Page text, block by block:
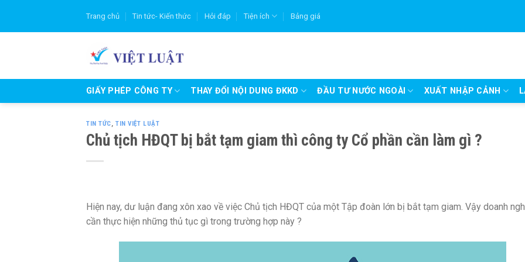
content
Trang chủ Tin tức- Kiến thức Hỏi đáp Tiện ích Bảng giá
GIẤY PHÉP CÔNG TY THAY ĐỔI NỘI DUNG ĐKKD ĐẦU TƯ NƯỚC NGOÀI XUẤT NHẬP CẢNH
TIN TỨC,TIN VIỆT LUẬT
Chủ tịch HĐQT bị bắt tạm giam thì công ty Cổ phần cần làm gì ?
Hiện nay, dư luận đang xôn xao về việc Chủ tịch HĐQT của một Tập đoàn lớn bị bắt tạm giam. Vậy doanh
cần thực hiện những thủ tục gì trong trường hợp này ?